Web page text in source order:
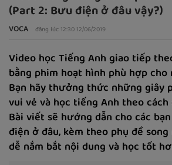
(Part 2: Bưu điện ở đâu vậy?)
VOCA đăng lúc 12:30 12/06/2019
Video học Tiếng Anh giao tiếp
bằng phim hoạt hình phù hợp
Bạn hãy thưởng thức những giây
vui vẻ và học tiếng Anh theo
Bài viết sẽ hướng dẫn cho các
điện ở đâu, kèm theo phụ đề
dễ nắm bắt nội dung và học tốt